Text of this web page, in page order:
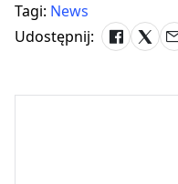
Tagi: News
Udostępnij: